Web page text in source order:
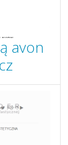
avon